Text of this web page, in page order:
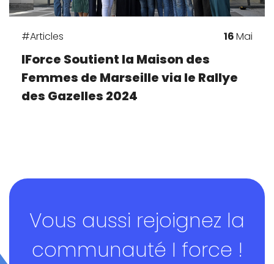
#Articles 16Mai
IForce Soutient la Maison des
Femmes de Marseille via le Rallye
des Gazelles 2024
Vous aussi rejoignez la
communauté I force !
Nos ambassadeurs
Lancer un projet
Soutenir un projet